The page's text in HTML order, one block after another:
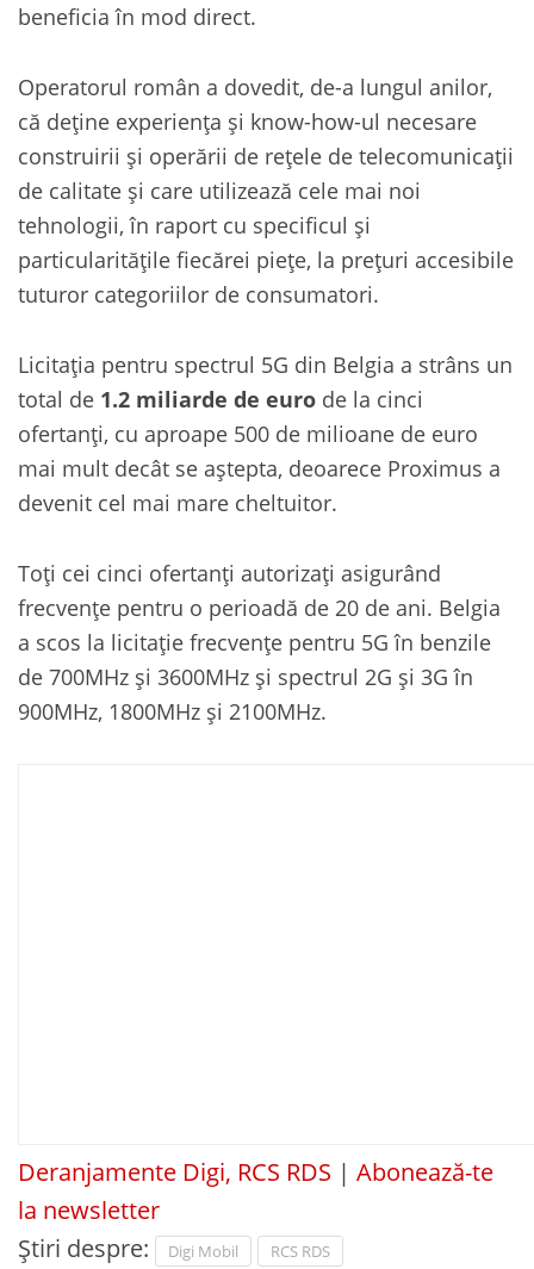
beneficia în mod direct.
Operatorul român a dovedit, de-a lungul anilor,
că deține experiența și know-how-ul necesare
construirii și operării de rețele de telecomunicații
de calitate și care utilizează cele mai noi
tehnologii, în raport cu specificul și
particularitățile fiecărei piețe, la prețuri accesibile
tuturor categoriilor de consumatori.
Licitația pentru spectrul 5G din Belgia a strâns un
total de 1.2 miliarde de euro de la cinci
ofertanți, cu aproape 500 de milioane de euro
mai mult decât se aștepta, deoarece Proximus a
devenit cel mai mare cheltuitor.
Toți cei cinci ofertanți autorizați asigurând
frecvențe pentru o perioadă de 20 de ani. Belgia
a scos la licitație frecvențe pentru 5G în benzile
de 700MHz și 3600MHz și spectrul 2G și 3G în
900MHz, 1800MHz și 2100MHz.
Deranjamente Digi, RCS RDS | Abonează-te
la newsletter
Știri despre:
Digi Mobil RCS RDS